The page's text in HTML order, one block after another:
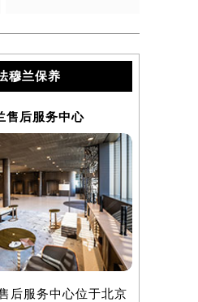
穆兰保养
售后服务中心
后服务中心位于北京